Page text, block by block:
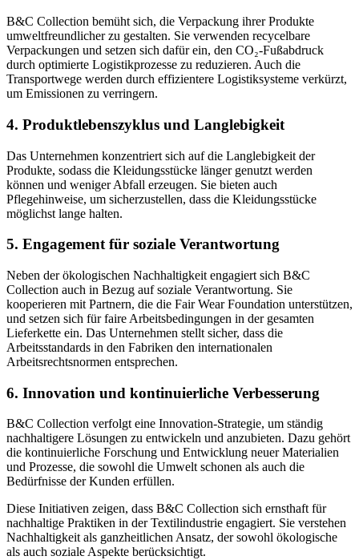
B&C Collection bemüht sich, die Verpackung ihrer Produkte
umweltfreundlicher zu gestalten. Sie verwenden recycelbare
Verpackungen und setzen sich dafür ein, den CO₂-Fußabdruck
durch optimierte Logistikprozesse zu reduzieren. Auch die
Transportwege werden durch effizientere Logistiksysteme verkürzt,
um Emissionen zu verringern.
4. Produktlebenszyklus und Langlebigkeit
Das Unternehmen konzentriert sich auf die Langlebigkeit der
Produkte, sodass die Kleidungsstücke länger genutzt werden
können und weniger Abfall erzeugen. Sie bieten auch
Pflegehinweise, um sicherzustellen, dass die Kleidungsstücke
möglichst lange halten.
5. Engagement für soziale Verantwortung
Neben der ökologischen Nachhaltigkeit engagiert sich B&C
Collection auch in Bezug auf soziale Verantwortung. Sie
kooperieren mit Partnern, die die Fair Wear Foundation unterstützen,
und setzen sich für faire Arbeitsbedingungen in der gesamten
Lieferkette ein. Das Unternehmen stellt sicher, dass die
Arbeitsstandards in den Fabriken den internationalen
Arbeitsrechtsnormen entsprechen.
6. Innovation und kontinuierliche Verbesserung
B&C Collection verfolgt eine Innovation-Strategie, um ständig
nachhaltigere Lösungen zu entwickeln und anzubieten. Dazu gehört
die kontinuierliche Forschung und Entwicklung neuer Materialien
und Prozesse, die sowohl die Umwelt schonen als auch die
Bedürfnisse der Kunden erfüllen.
Diese Initiativen zeigen, dass B&C Collection sich ernsthaft für
nachhaltige Praktiken in der Textilindustrie engagiert. Sie verstehen
Nachhaltigkeit als ganzheitlichen Ansatz, der sowohl ökologische
als auch soziale Aspekte berücksichtigt.